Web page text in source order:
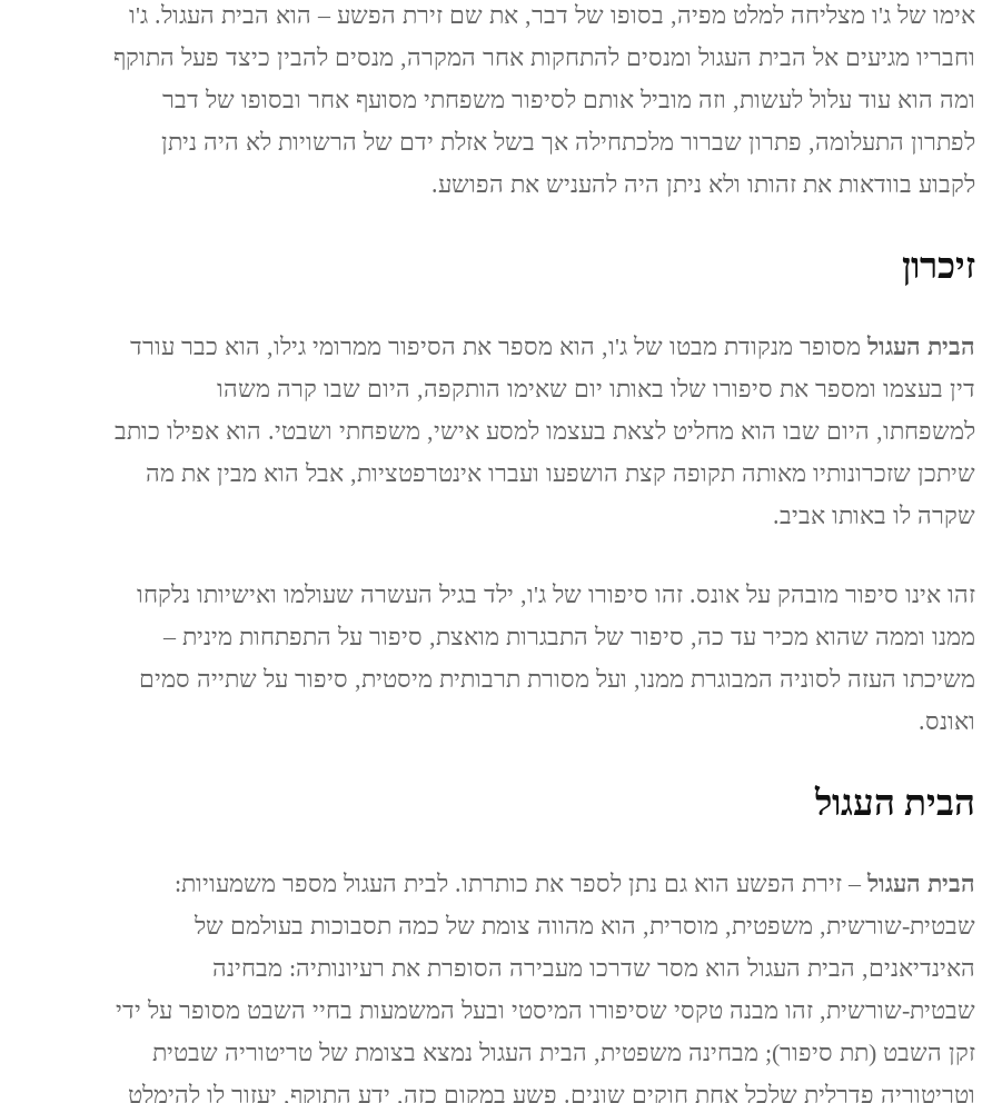
& TABA
אימו של ג'ו מצליחה למלט מפיה, בסופו של דבר, את שם זירת הפשע – הוא הבית העגול. ג'ו
וחבריו מגיעים אל הבית העגול ומנסים להתחקות אחר המקרה, מנסים להבין כיצד פעל התוקף
ומה הוא עוד עלול לעשות, וזה מוביל אותם לסיפור משפחתי מסועף אחר ובסופו של דבר
לפתרון התעלומה, פתרון שברור מלכתחילה אך בשל אזלת ידם של הרשויות לא היה ניתן
לקבוע בוודאות את זהותו ולא ניתן היה להעניש את הפושע.
זיכרון
הבית העגולמסופר מנקודת מבטו של ג'ו, הוא מספר את הסיפור ממרומי גילו, הוא כבר עורד
דין בעצמו ומספר את סיפורו שלו באותו יום שאימו הותקפה, היום שבו קרה משהו
למשפחתו, היום שבו הוא מחליט לצאת בעצמו למסע אישי, משפחתי ושבטי. הוא אפילו כותב
שיתכן שזכרונותיו מאותה תקופה קצת הושפעו ועברו אינטרפטציות, אבל הוא מבין את מה
שקרה לו באותו אביב.
זהו אינו סיפור מובהק על אונס. זהו סיפורו של ג'ו, ילד בגיל העשרה שעולמו ואישיותו נלקחו
ממנו וממה שהוא מכיר עד כה, סיפור של התבגרות מואצת, סיפור על התפתחות מינית –
משיכתו העזה לסוניה המבוגרת ממנו, ועל מסורת תרבותית מיסטית, סיפור על שתייה סמים
ואונס.
הבית העגול
הבית העגול– זירת הפשע הוא גם נתן לספר את כותרתו. לבית העגול מספר משמעויות:
שבטית-שורשית, משפטית, מוסרית, הוא מהווה צומת של כמה תסבוכות בעולמם של
האינדיאנים, הבית העגול הוא מסר שדרכו מעבירה הסופרת את רעיונותיה: מבחינה
שבטית-שורשית, זהו מבנה טקסי שסיפורו המיסטי ובעל המשמעות בחיי השבט מסופר על ידי
זקן השבט (תת סיפור); מבחינה משפטית, הבית העגול נמצא בצומת של טריטוריה שבטית
וטריטוריה פדרלית שלכל אחת חוקים שונים. פשע במקום כזה, ידע התוקף, יעזור לו להימלט